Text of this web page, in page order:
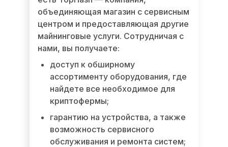
объединяющая магазин с сервисным
центром и предоставляющая другие
майнинговые услуги. Сотрудничая с
нами, вы получаете:
доступ к обширному
ассортименту оборудования, где
найдете все необходимое для
криптофермы;
гарантию на устройства, а также
возможность сервисного
обслуживания и ремонта систем;